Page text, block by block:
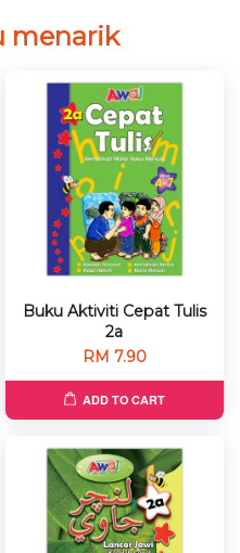
menarik
Buku Aktiviti Cepat Tulis
2a
RM 7.90
ADD TO CART